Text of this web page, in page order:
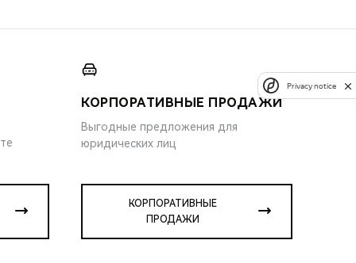
КОРПОРАТИВНЫЕ ПРОДАЖИ
Выгодные предложения для
юридических лиц
КОРПОРАТИВНЫЕ
ПРОДАЖИ
Privacy notice